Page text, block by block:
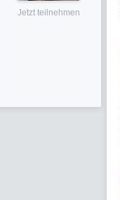
Jetzt teilnehmen